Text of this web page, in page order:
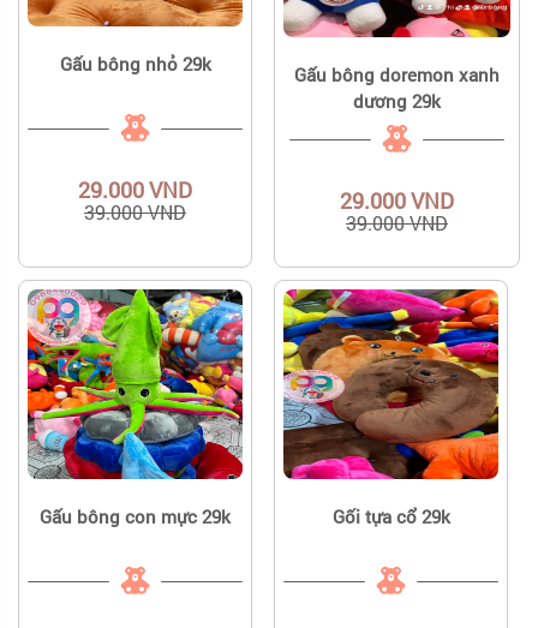
Gấu bông nhỏ 29k
29.000 VND
39.000 VND
Gấu bông doremon xanh
dương 29k
29.000 VND
39.000 VND
Gấu bông con mực 29k Gối tựa cổ 29k